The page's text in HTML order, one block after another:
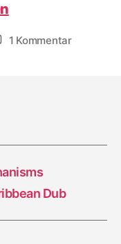
1 Kommentarzu
The
Dub